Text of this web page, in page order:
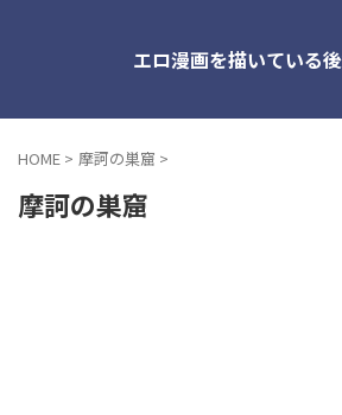
エロ漫画を描いている
HOME > 摩訶の巣窟 >
摩訶の巣窟